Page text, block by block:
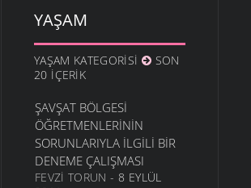
BIR KUCAK ODUNA BIR
SAKIZ
KÜLTÜR VE SANAT- 6
EYLÜL 2006
AH O PIKAPLAR
KÜLTÜR VE SANAT
MAYIS 2006
TEŞTININ DIBI
KÜLTÜR VE SANAT- 9
MAYIS 2006
YAŞAM
YAŞAM KATEGORISI
SON
20 İÇERIK
ŞAVŞAT BÖLGESI
ÖĞRETMENLERININ
SORUNLARIYLA İLGILI BIR
DENEME ÇALIŞMASI
FEVZI TORUN - 8 EYLÜL